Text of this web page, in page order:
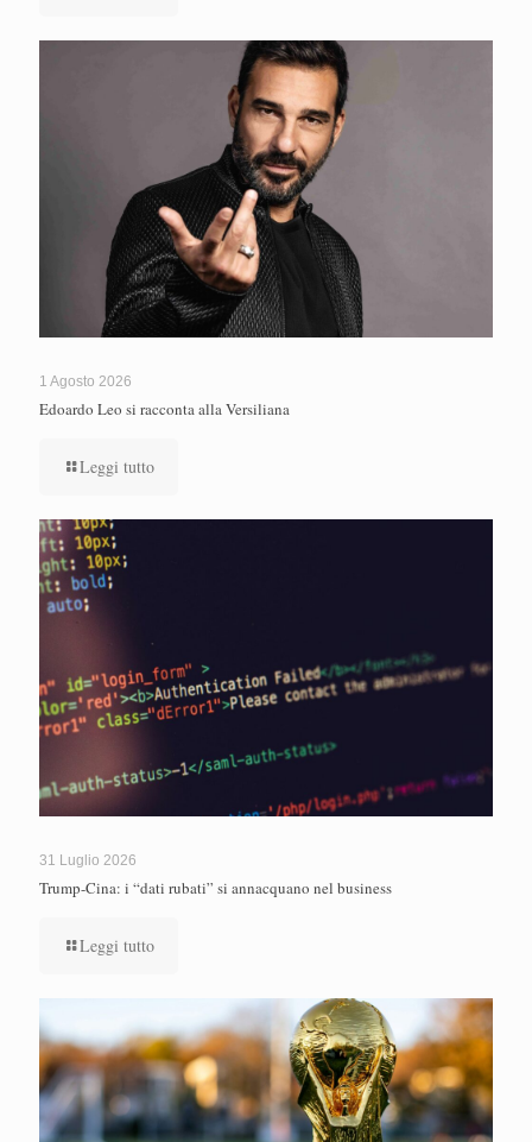
1 Agosto 2026
Edoardo Leo si racconta alla Versiliana
Leggi tutto
31 Luglio 2026
Trump-Cina: i “dati rubati” si annacquano nel business
Leggi tutto